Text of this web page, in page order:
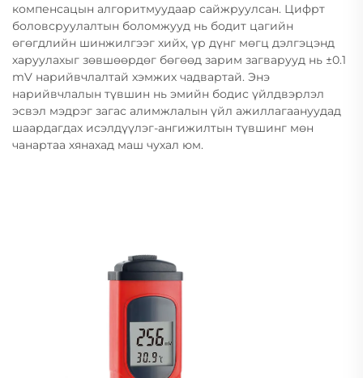
компенсацын алгоритмуудаар сайжруулсан. Цифрт
боловсруулалтын боломжууд нь бодит цагийн
өгөгдлийн шинжилгээг хийх, үр дүнг мөгц дэлгэцэнд
харуулахыг зөвшөөрдөг бөгөөд зарим загварууд нь ±0.1
mV нарийвчлалтай хэмжих чадвартай. Энэ
нарийвчлалын түвшин нь эмийн бодис үйлдвэрлэл
эсвэл мэдрэг загас алимжлалын үйл ажиллагаануудад
шаардагдах исэлдүүлэг-ангижилтын түвшинг мөн
чанартаа хянахад маш чухал юм.